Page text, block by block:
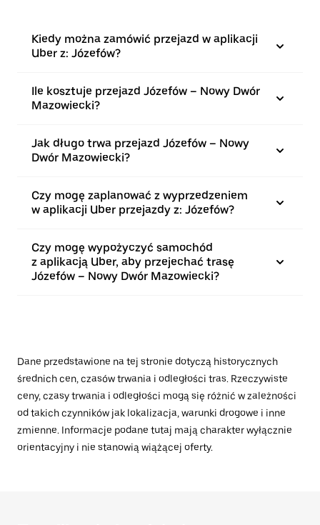
Kiedy można zamówić przejazd w aplikacji
Uber z: Józefów?
Ile kosztuje przejazd Józefów – Nowy Dwór
Mazowiecki?
Jak długo trwa przejazd Józefów – Nowy
Dwór Mazowiecki?
Czy mogę zaplanować z wyprzedzeniem
w aplikacji Uber przejazdy z: Józefów?
Czy mogę wypożyczyć samochód
z aplikacją Uber, aby przejechać trasę
Józefów – Nowy Dwór Mazowiecki?
Dane przedstawione na tej stronie dotyczą historycznych
średnich cen, czasów trwania i odległości tras. Rzeczywiste
ceny, czasy trwania i odległości mogą się różnić w zależności
od takich czynników jak lokalizacja, warunki drogowe i inne
zmienne. Informacje podane tutaj mają charakter wyłącznie
orientacyjny i nie stanowią wiążącej oferty.